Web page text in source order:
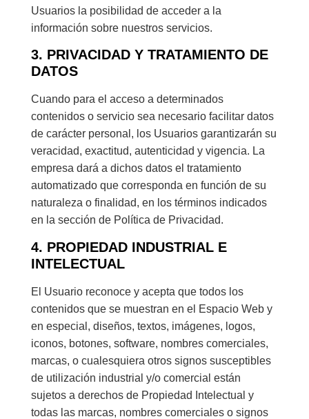
Usuarios la posibilidad de acceder a la
información sobre nuestros servicios.
3. PRIVACIDAD Y TRATAMIENTO DE
DATOS
Cuando para el acceso a determinados
contenidos o servicio sea necesario facilitar datos
de carácter personal, los Usuarios garantizarán su
veracidad, exactitud, autenticidad y vigencia. La
empresa dará a dichos datos el tratamiento
automatizado que corresponda en función de su
naturaleza o finalidad, en los términos indicados
en la sección de Política de Privacidad.
4. PROPIEDAD INDUSTRIAL E
INTELECTUAL
El Usuario reconoce y acepta que todos los
contenidos que se muestran en el Espacio Web y
en especial, diseños, textos, imágenes, logos,
iconos, botones, software, nombres comerciales,
marcas, o cualesquiera otros signos susceptibles
de utilización industrial y/o comercial están
sujetos a derechos de Propiedad Intelectual y
todas las marcas, nombres comerciales o signos